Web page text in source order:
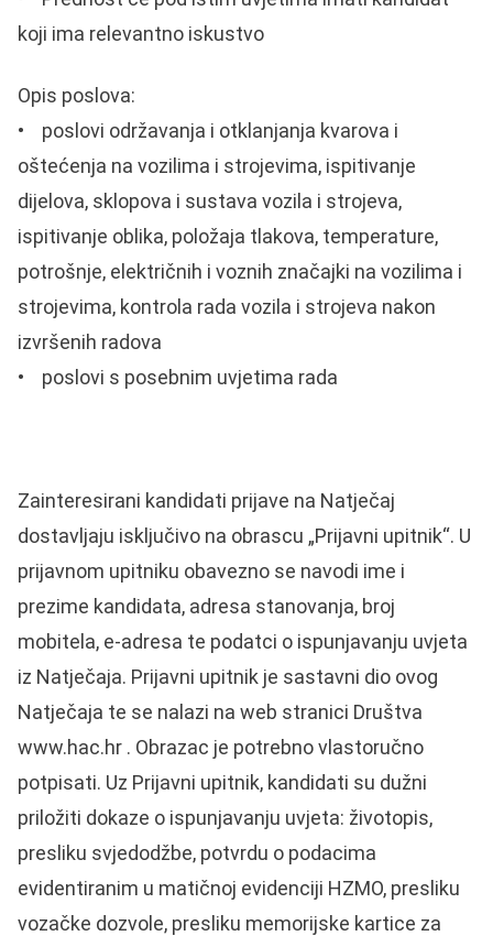
koji ima relevantno iskustvo
Opis poslova:
• poslovi održavanja i otklanjanja kvarova i
oštećenja na vozilima i strojevima, ispitivanje
dijelova, sklopova i sustava vozila i strojeva,
ispitivanje oblika, položaja tlakova, temperature,
potrošnje, električnih i voznih značajki na vozilima i
strojevima, kontrola rada vozila i strojeva nakon
izvršenih radova
• poslovi s posebnim uvjetima rada
Zainteresirani kandidati prijave na Natječaj
dostavljaju isključivo na obrascu „Prijavni upitnik“. U
prijavnom upitniku obavezno se navodi ime i
prezime kandidata, adresa stanovanja, broj
mobitela, e-adresa te podatci o ispunjavanju uvjeta
iz Natječaja. Prijavni upitnik je sastavni dio ovog
Natječaja te se nalazi na web stranici Društva
www.hac.hr . Obrazac je potrebno vlastoručno
potpisati. Uz Prijavni upitnik, kandidati su dužni
priložiti dokaze o ispunjavanju uvjeta: životopis,
presliku svjedodžbe, potvrdu o podacima
evidentiranim u matičnoj evidenciji HZMO, presliku
vozačke dozvole, presliku memorijske kartice za